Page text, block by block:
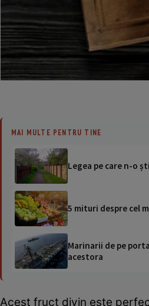
MAI MULTE PENTRU TINE
Legea pe care n-o
5 mituri despre cel
Marinarii de pe
acestora
Acest fruct divin este